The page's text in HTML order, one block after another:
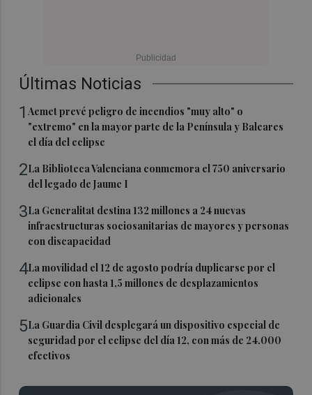
Últimas Noticias
1Aemet prevé peligro de incendios "muy alto" o
"extremo" en la mayor parte de la Península y Baleares
el día del eclipse
2La Biblioteca Valenciana conmemora el 750 aniversario
del legado de Jaume I
3La Generalitat destina 132 millones a 24 nuevas
infraestructuras sociosanitarias de mayores y personas
con discapacidad
4La movilidad el 12 de agosto podría duplicarse por el
eclipse con hasta 1,5 millones de desplazamientos
adicionales
5La Guardia Civil desplegará un dispositivo especial de
seguridad por el eclipse del día 12, con más de 24.000
efectivos